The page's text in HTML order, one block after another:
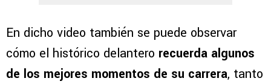
En dicho video también se puede observar
cómo el histórico delantero recuerda algunos
de los mejores momentos de su carrera, tanto